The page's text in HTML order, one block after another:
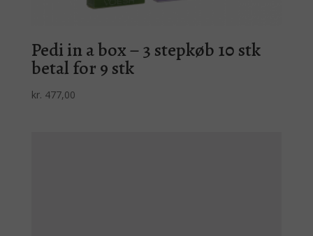
Pedi in a box – 3 stepkøb 10 stk
betal for 9 stk
kr. 477,00